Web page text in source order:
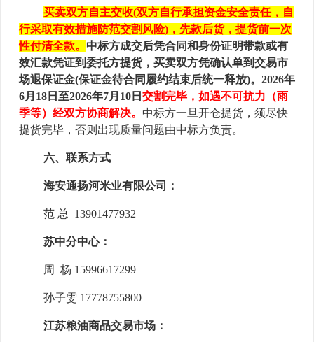
买卖双方自主交收(双方自行承担资金安全责任，自
行采取有效措施防范交割风险)， 先款后货，提货前一次
性付清全款。 中标方成交后凭合同和身份证明带款或有
效汇款凭证到委托方提货，买卖双方凭确认单到交易市
场退保证金(保证金待合同履约结束后统一释放)。 2026年
6月18日至2026年7月10日 交割完毕，如遇不可抗力（雨
季等）经双方协商解决。 中标方一旦开仓提货，须尽快
提货完毕，否则出现质量问题由中标方负责。
六、联系方式
海安通扬河米业有限公司：
范 总 13901477932
苏中分中心：
周 杨 15996617299
孙子雯 17778755800
江苏粮油商品交易市场：